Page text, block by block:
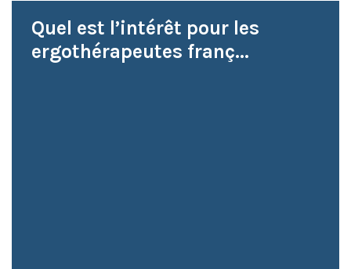
Quel est l’intérêt pour les
ergothérapeutes franç...